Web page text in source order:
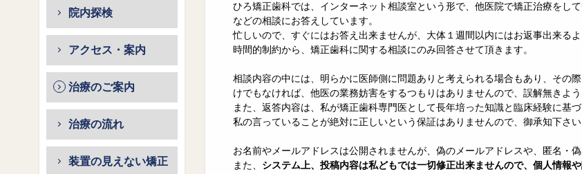
院内探検
アクセス・案内
治療のご案内
治療の流れ
装置の見えない矯正
ひろ矯正歯科では、インターネット相談室という形で、他医院で矯正治療をし
などの相談にお答えしています。
忙しいので、すぐにはお答え出来ませんが、大体１週間以内にはお返事出来るよ
時間的制約から、矯正歯科に関する相談にのみ回答させて頂きます。
相談内容の中には、明らかに医師側に問題ありと考えられる場合もあり、その
けでもなければ、他医の業務妨害をするつもりはありませんので、誤解無きよう
また、返答内容は、私が矯正歯科専門医として長年培った知識と臨床経験に基
私の言っていることが絶対に正しいという保証はありませんので、御承知下さい
お名前やメールアドレスは公開されませんが、偽のメールアドレスや、匿名・
また、 システム上、投稿内容は私どもでは一切修正出来ませんので、個人情報